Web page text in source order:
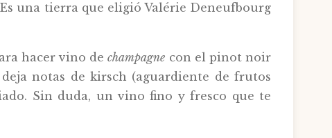
una tierra que eligió Valérie Deneufbourg
hacer vino dechampagne con el pinot noir
notas de kirsch (aguardiente de frutos
Sin duda, un vino fino y fresco que te